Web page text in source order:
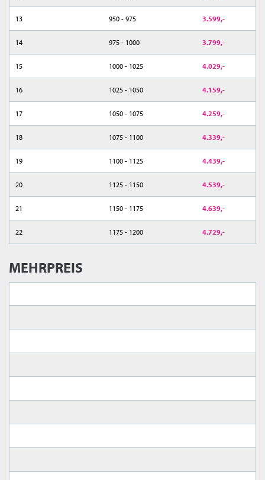
13 950 - 975 3.599,-
14 975 - 1000 3.799,-
15 1000 - 1025 4.029,-
16 1025 - 1050 4.159,-
17 1050 - 1075 4.259,-
18 1075 - 1100 4.339,-
19 1100 - 1125 4.439,-
20 1125 - 1150 4.539,-
21 1150 - 1175 4.639,-
22 1175 - 1200 4.729,-
MEHRPREIS